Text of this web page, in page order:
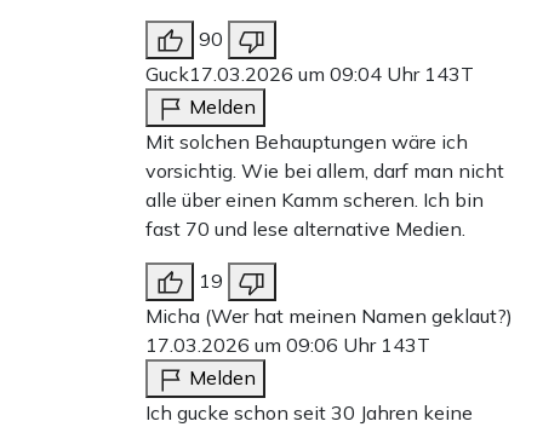
90
Guck17.03.2026 um 09:04 Uhr 143T
Melden
Mit solchen Behauptungen wäre ich
vorsichtig. Wie bei allem, darf man nicht
alle über einen Kamm scheren. Ich bin
fast 70 und lese alternative Medien.
19
Micha (Wer hat meinen Namen geklaut?)
17.03.2026 um 09:06 Uhr 143T
Melden
Ich gucke schon seit 30 Jahren keine